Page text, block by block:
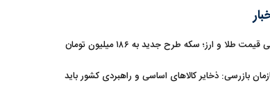
رکوردشکنی قیمت طلا و ارز؛ سکه طرح جدید به ۱۸۶ میلیون تومان
بازرسی: ذخایر کالاهای اساسی و راهبردی کشور باید